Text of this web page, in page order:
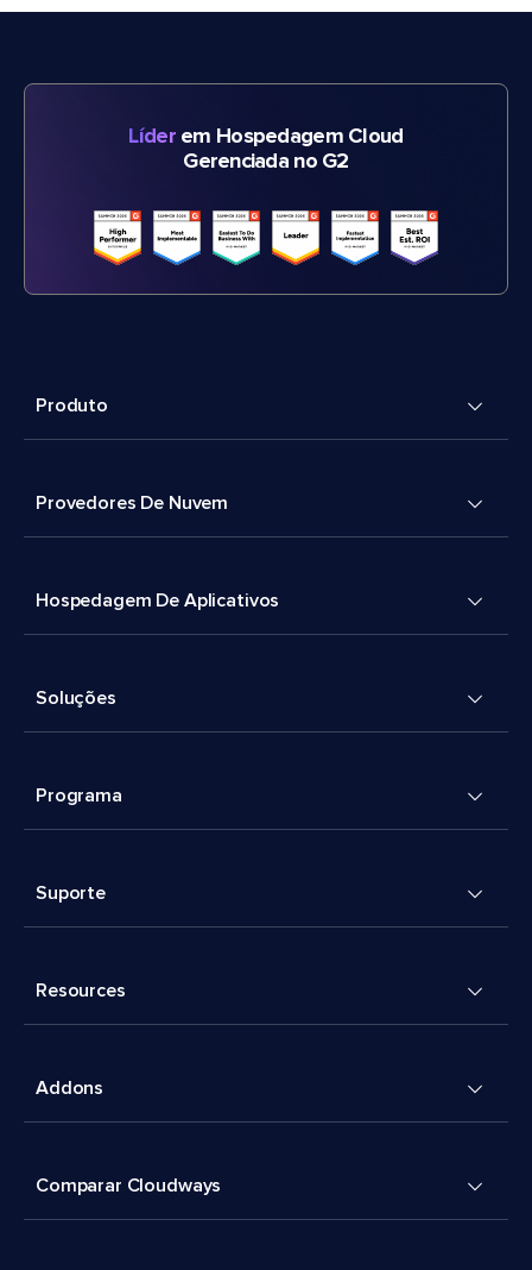
Líderem Hospedagem Cloud
Gerenciada no G2
Produto
Provedores De Nuvem
Hospedagem De Aplicativos
Soluções
Programa
Suporte
Resources
Addons
Comparar Cloudways